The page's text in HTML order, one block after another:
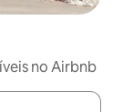
no Airbnb